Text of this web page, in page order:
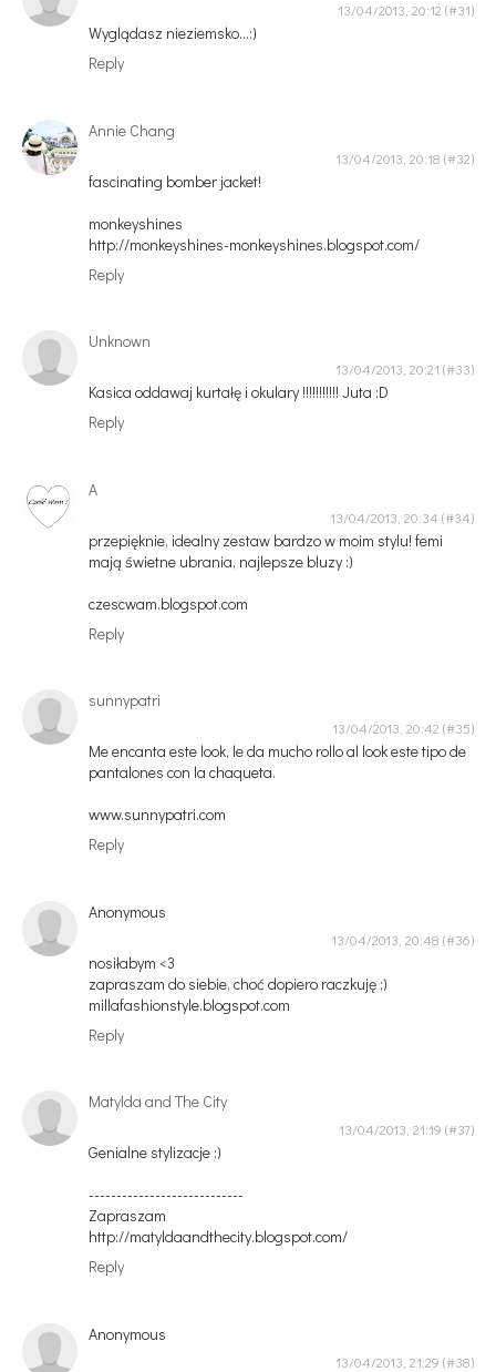
13/04/2013, 20:12
Wyglądasz nieziemsko...:)
Reply
Annie Chang
13/04/2013, 20:18
fascinating bomber jacket!
monkeyshines
http://monkeyshines-monkeyshines.blogspot.com/
Reply
Unknown
13/04/2013, 20:21
Kasica oddawaj kurtałę i okulary !!!!!!!!!!! Juta :D
Reply
A
13/04/2013, 20:34
przepięknie, idealny zestaw bardzo w moim stylu! femi
mają świetne ubrania, najlepsze bluzy :)
czescwam.blogspot.com
Reply
sunnypatri
13/04/2013, 20:42
Me encanta este look, le da mucho rollo al look este tipo de
pantalones con la chaqueta.
www.sunnypatri.com
Reply
Anonymous
13/04/2013, 20:48
nosiłabym <3
zapraszam do siebie, choć dopiero raczkuję ;)
millafashionstyle.blogspot.com
Reply
Matylda and The City
13/04/2013, 21:19
Genialne stylizacje :)
----------------------------
Zapraszam
http://matyldaandthecity.blogspot.com/
Reply
Anonymous
13/04/2013, 21:29